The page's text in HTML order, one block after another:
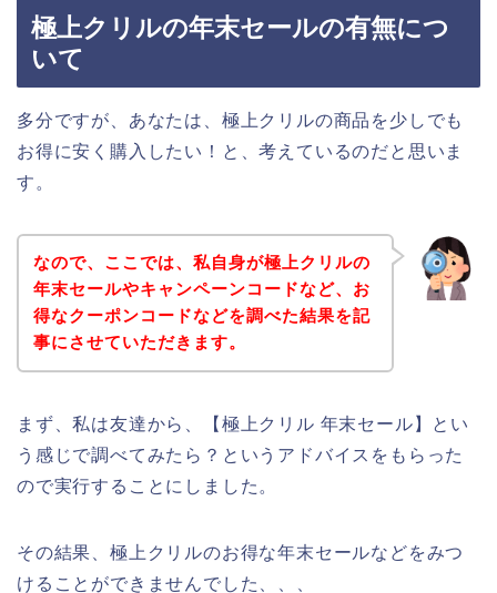
極上クリルの年末セールの有無につ
いて
多分ですが、あなたは、極上クリルの商品を少しでも
お得に安く購入したい！と、考えているのだと思いま
す。
なので、ここでは、私自身が極上クリルの
年末セールやキャンペーンコードなど、お
得なクーポンコードなどを調べた結果を記
事にさせていただきます。
まず、私は友達から、【極上クリル 年末セール】とい
う感じで調べてみたら？というアドバイスをもらった
ので実行することにしました。
その結果、極上クリルのお得な年末セールなどをみつ
けることができませんでした、、、